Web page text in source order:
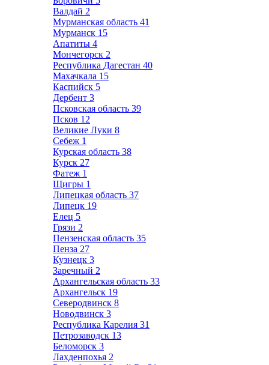
Валдай 2
Мурманская область 41
Мурманск 15
Апатиты 4
Мончегорск 2
Республика Дагестан 40
Махачкала 15
Каспийск 5
Дербент 3
Псковская область 39
Псков 12
Великие Луки 8
Себеж 1
Курская область 38
Курск 27
Фатеж 1
Щигры 1
Липецкая область 37
Липецк 19
Елец 5
Грязи 2
Пензенская область 35
Пенза 27
Кузнецк 3
Заречный 2
Архангельская область 33
Архангельск 19
Северодвинск 8
Новодвинск 3
Республика Карелия 31
Петрозаводск 13
Беломорск 3
Лахденпохья 2